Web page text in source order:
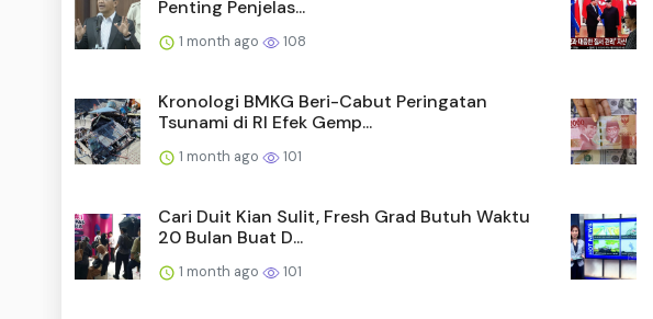
Penting Penjelas...
1 month ago 108
Kronologi BMKG Beri-Cabut Peringatan
Tsunami di RI Efek Gemp...
1 month ago 101
Cari Duit Kian Sulit, Fresh Grad Butuh Waktu
20 Bulan Buat D...
1 month ago 101